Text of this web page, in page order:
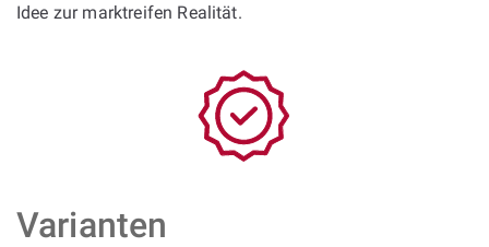
Idee zur marktreifen Realität.
Varianten